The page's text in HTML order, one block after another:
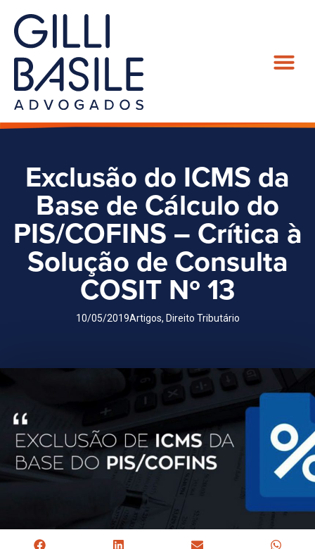
Exclusão do ICMS da
Base de Cálculo do
PIS/COFINS – Crítica à
Solução de Consulta
COSIT Nº 13
10/05/2019Artigos, Direito Tributário